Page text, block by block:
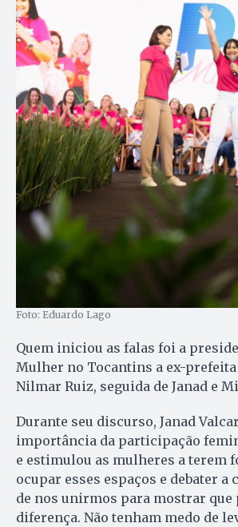
Foto: Eduardo Lago
Quem iniciou as falas foi a
Mulher no Tocantins a ex-prefeita
Nilmar Ruiz, seguida de Janad e
Durante seu discurso, Janad
importância da participação
e estimulou as mulheres a terem
ocupar esses espaços e debater a
de nos unirmos para mostrar que
diferença. Não tenham medo de